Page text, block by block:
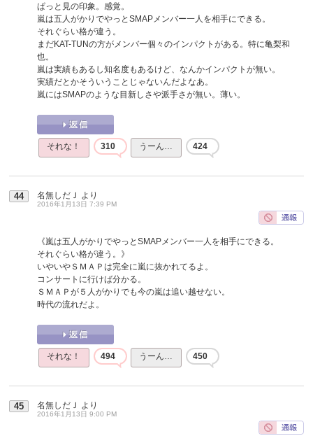
ぱっと見の印象。感覚。
嵐は五人がかりでやっとSMAPメンバー一人を相手にできる。
それぐらい格が違う。
まだKAT-TUNの方がメンバー個々のインパクトがある。特に亀梨和
也。
嵐は実績もあるし知名度もあるけど、なんかインパクトが無い。
実績だとかそういうことじゃないんだよなあ。
嵐にはSMAPのような目新しさや派手さが無い。薄い。
それな！ 310 うーん… 424
44 名無しだＪ より
2016年1月13日 7:39 PM
《嵐は五人がかりでやっとSMAPメンバー一人を相手にできる。
それぐらい格が違う。》
いやいやＳＭＡＰは完全に嵐に抜かれてるよ。
コンサートに行けば分かる。
ＳＭＡＰが５人がかりでも今の嵐は追い越せない。
時代の流れだよ。
それな！ 494 うーん… 450
45 名無しだＪ より
2016年1月13日 9:00 PM